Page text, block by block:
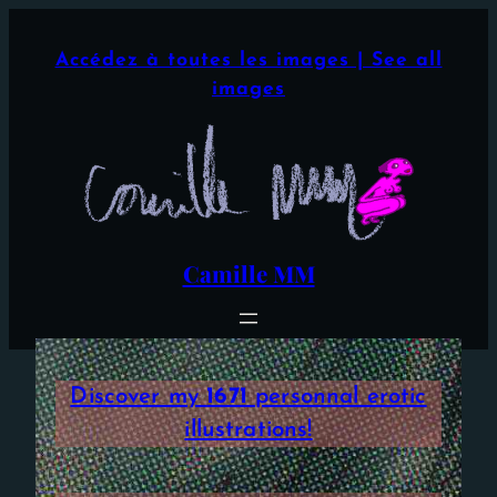
Accédez à toutes les images | See all
images
Camille MM
Discover my1671personnal erotic
illustrations!